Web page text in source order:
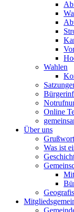
Wahlen
Online
Über uns
Grußwort
Was ist